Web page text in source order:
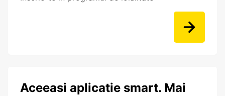
Aceeasi aplicatie smart. Mai